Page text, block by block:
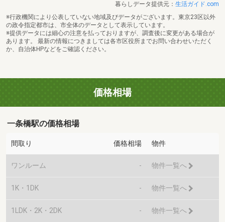
暮らしデータ提供元： 生活ガイド.com
※行政機関により公表していない地域及びデータがございます。東京23区以外
の政令指定都市は、市全体のデータとして表示しています。
※提供データには細心の注意を払っておりますが、調査後に変更がある場合が
あります。 最新の情報につきましては各市区役所までお問い合わせいただく
か、自治体HPなどをご確認ください。
価格相場
一条橋駅の価格相場
間取り 価格相場 物件
ワンルーム - 物件一覧へ
1K・1DK - 物件一覧へ
1LDK・2K・2DK - 物件一覧へ